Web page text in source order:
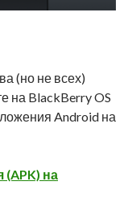
(но не всех)
на BlackBerry OS
Android на
(APK) на